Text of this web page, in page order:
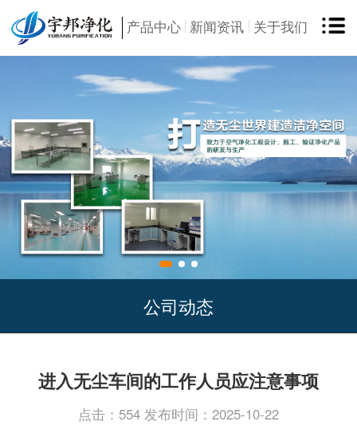
产品中心 新闻资讯 关于我们
公司动态
进入无尘车间的工作人员应注意事项
点击：554 发布时间：2025-10-22